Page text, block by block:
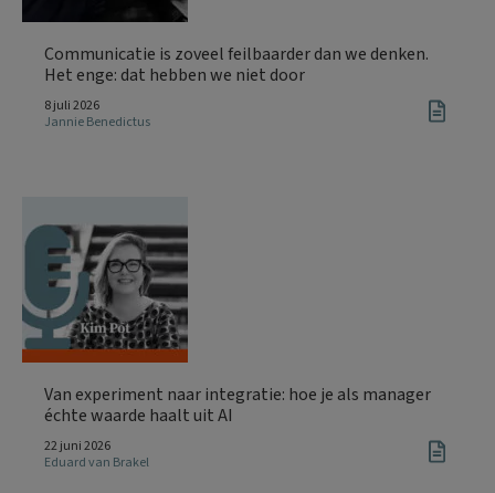
Communicatie is zoveel feilbaarder dan we denken.
Het enge: dat hebben we niet door
8 juli 2026
Jannie Benedictus
Van experiment naar integratie: hoe je als manager
échte waarde haalt uit AI
22 juni 2026
Eduard van Brakel